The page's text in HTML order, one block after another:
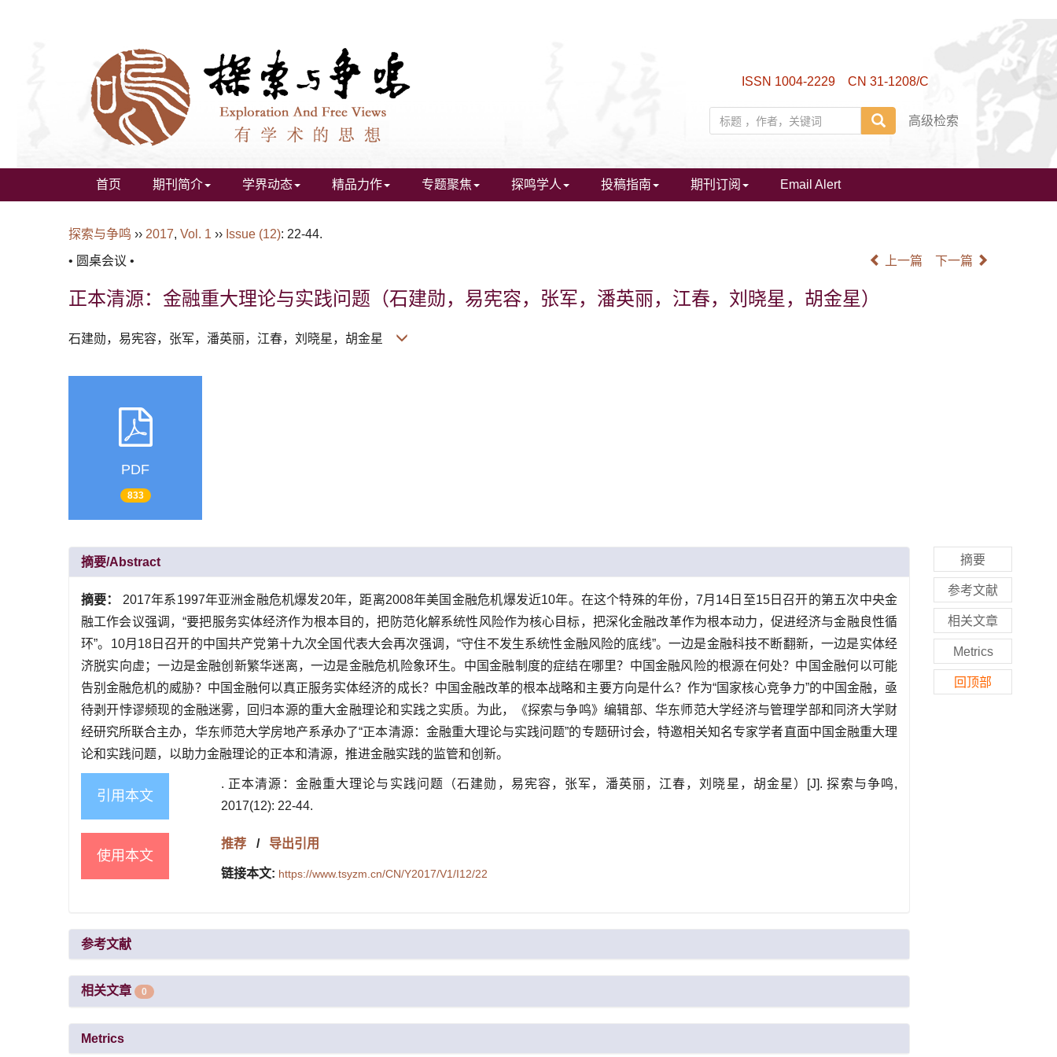
ISSN 1004-2229 CN 31-1208/C
高级检索
首页 期刊简介 学界动态 精品力作 专题聚焦 探鸣学人 投稿指南 期刊订阅 Email Alert
探索与争鸣 ›› 2017, Vol. 1 ›› Issue (12): 22-44.
• 圆桌会议 •
上一篇 下一篇
正本清源：金融重大理论与实践问题（石建勋， 易宪容， 张军， 潘英丽， 江春， 刘晓星， 胡金星）
石建勋， 易宪容， 张军， 潘英丽， 江春， 刘晓星， 胡金星
PDF
833
摘要/Abstract
摘要： 2017年系1997年亚洲金融危机爆发20年，距离2008年美国金融危机爆发近10年。在这个特殊的年份，7月14日至15日召开的第五次中央金
融工作会议强调，“要把服务实体经济作为根本目的，把防范化解系统性风险作为核心目标，把深化金融改革作为根本动力，促进经济与金融良性循
环”。10月18日召开的中国共产党第十九次全国代表大会再次强调，“守住不发生系统性金融风险的底线”。一边是金融科技不断翻新，一边是实体经
济脱实向虚；一边是金融创新繁华迷离，一边是金融危机险象环生。中国金融制度的症结在哪里？中国金融风险的根源在何处？中国金融何以可能
告别金融危机的威胁？中国金融何以真正服务实体经济的成长？中国金融改革的根本战略和主要方向是什么？作为“国家核心竞争力”的中国金融，亟
待剥开悖谬频现的金融迷雾，回归本源的重大金融理论和实践之实质。为此，《探索与争鸣》编辑部、华东师范大学经济与管理学部和同济大学财
经研究所联合主办，华东师范大学房地产系承办了“正本清源：金融重大理论与实践问题”的专题研讨会，特邀相关知名专家学者直面中国金融重大理
论和实践问题，以助力金融理论的正本和清源，推进金融实践的监管和创新。
引用本文
. 正本清源：金融重大理论与实践问题（石建勋， 易宪容， 张军， 潘英丽， 江春，刘晓星， 胡金星） [J]. 探索与争鸣,
2017(12): 22-44.
使用本文
推荐 / 导出引用
链接本文: https://www.tsyzm.cn/CN/Y2017/V1/I12/22
参考文献
相关文章 0
Metrics
摘要
参考文献
相关文章
Metrics
回顶部